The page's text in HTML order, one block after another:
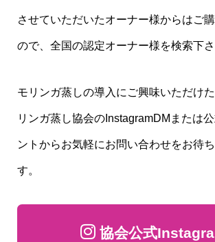
させていただいたオーナー様からはご
ので、全国の認定オーナー様を検索下さ
モリンガ蒸しの導入にご興味いただけ
リンガ蒸し協会のInstagramDMまたは
ントからお気軽にお問い合わせをお待
す。
協会公式